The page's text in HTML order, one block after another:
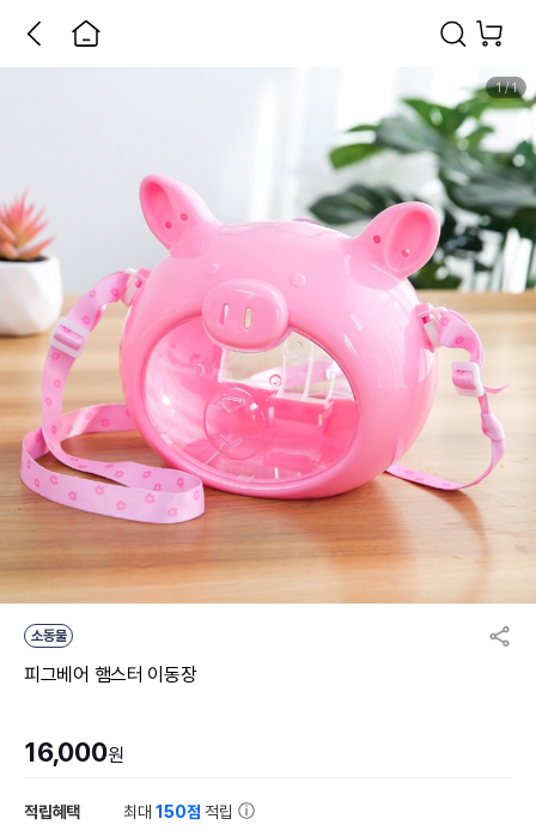
1/1
소동물
피그베어 햄스터 이동장
16,000원
적립혜택 최대150점 적립